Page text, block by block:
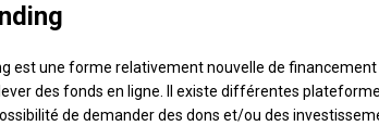
est une forme relativement nouvelle de
des fonds en ligne. Il existe différentes
de demander des dons et/ou des